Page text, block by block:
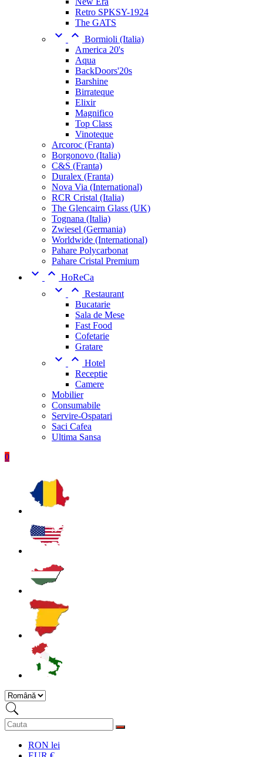
Retro SPKSY-1924
The GATS
  Bormioli (Italia)
America 20's
Aqua
BackDoors'20s
Barshine
Birrateque
Elixir
Magnifico
Top Class
Vinoteque
Arcoroc (Franta)
Borgonovo (Italia)
C&S (Franta)
Duralex (Franta)
Nova Via (International)
RCR Cristal (Italia)
The Glencairn Glass (UK)
Tognana (Italia)
Zwiesel (Germania)
Worldwide (International)
Pahare Polycarbonat
Pahare Cristal Premium
  HoReCa
  Restaurant
Bucatarie
Sala de Mese
Fast Food
Cofetarie
Gratare
  Hotel
Receptie
Camere
Mobilier
Consumabile
Servire-Ospatari
Saci Cafea
Ultima Sansa
0
RON lei